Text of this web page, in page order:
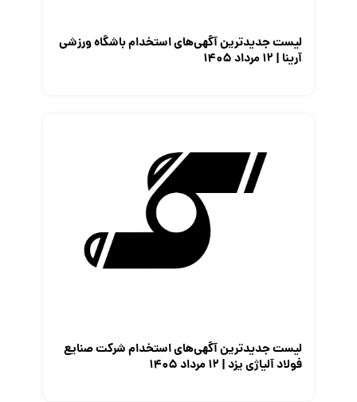
لیست جدیدترین آگهی‌های استخدام باشگاه ورزشی
آرینا | ۱۲ مرداد ۱۴۰۵
لیست جدیدترین آگهی‌های استخدام شرکت صنایع
فولاد آلیاژی یزد | ۱۲ مرداد ۱۴۰۵